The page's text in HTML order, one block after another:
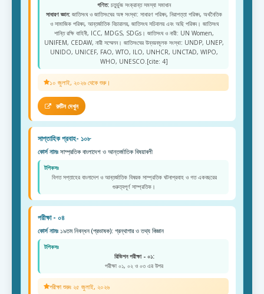
গণিত: চতুর্ভুজ সংক্রান্ত সমস্যা সমাধান
সাধারণ জ্ঞান: জাতিসংঘ ও জাতিসংঘের অঙ্গ সংস্থা: সাধারণ পরিষদ, নিরাপত্তা পরিষদ, অর্থনৈতিক
ও সামাজিক পরিষদ, আন্তর্জাতিক বিচারালয়, জাতিসংঘ সচিবালয় এবং অছি পরিষদ। জাতিসংঘ
শান্তি রক্ষি বাহিনী, ICC, MDGS, SDGs। জাতিসংঘ ও নারী: UN Women,
UNIFEM, CEDAW, নারী সম্মেলন। জাতিসংঘের উন্নয়নমূলক সংস্থা: UNDP, UNEP,
UNIDO, UNICEF, FAO, WTO, ILO, UNHCR, UNCTAD, WIPO,
WHO, UNESCO.[cite: 4]
১০ জুলাই, ২০২৬ থেকে শুরু।
রুটিন দেখুন
সাপ্তাহিক প্রবাহ- ১০৮
কোর্স নামঃ সাম্প্রতিক বাংলাদেশ ও আন্তর্জাতিক বিষয়াবলী
টপিকসঃ
বিগত সপ্তাহের বাংলাদেশ ও আন্তর্জাতিক বিষয়ক সাম্প্রতিক ঘটনাপ্রবাহ ও গত একবছরের
গুরুত্বপূর্ণ সাম্প্রতিক।
পরীক্ষা - ০৪
কোর্স নামঃ ১৯তম নিবন্ধন (প্রভাষক): গ্রন্থাগার ও তথ্য বিজ্ঞান
টপিকসঃ
রিভিশন পরীক্ষা - ০১:
পরীক্ষা ০১, ০২ ও ০৩ এর উপর
পরীক্ষা শুরুঃ ২৫ জুলাই, ২০২৬